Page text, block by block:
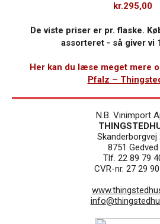
kr.295,00
De viste priser er pr. flaske.
assorteret - så giver vi
Her kan du læse meget mere
Pfalz –
N.B. Vinimport
Skanderborgvej
8751 Gedved
Tlf. 22 89 79
CVR-nr. 27 29